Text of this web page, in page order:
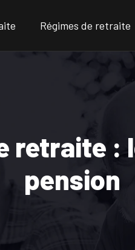
Régimes de retraite
retraite
pension